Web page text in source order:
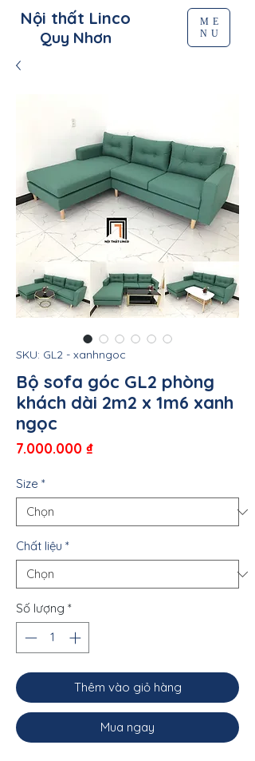
ME
NU
Nội thất Linco
Quy Nhơn
SKU: GL2 - xanhngoc
Bộ sofa góc GL2 phòng
khách dài 2m2 x 1m6 xanh
ngọc
7.000.000 ₫Giá
Size *
Chất liệu *
Số lượng *
Thêm vào giỏ hàng
Mua ngay